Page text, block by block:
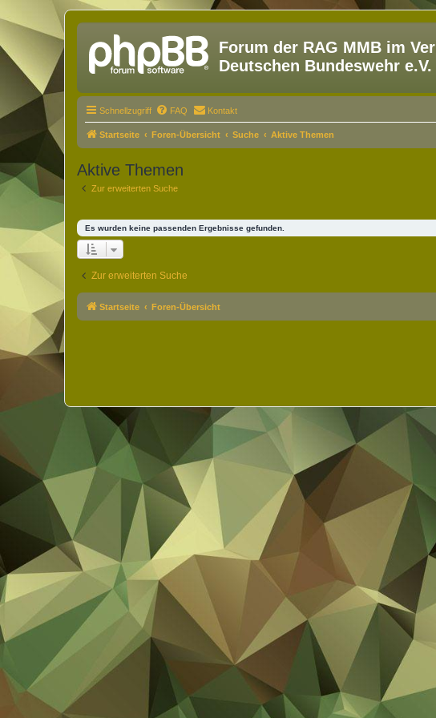
Forum der RAG MMB im
Deutschen Bundeswehr
Schnellzugriff FAQ Kontakt
Startseite Foren-Übersicht Suche Aktive Themen
Aktive Themen
Zur erweiterten Suche
Es wurden keine passenden Ergebnisse gefunden.
Zur erweiterten Suche
Startseite Foren-Übersicht